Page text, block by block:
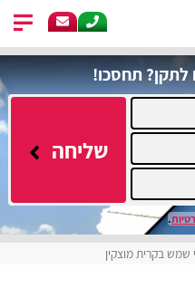
לתקן? תחסכו!
שליחה
.
שמש בקרית מוצקין